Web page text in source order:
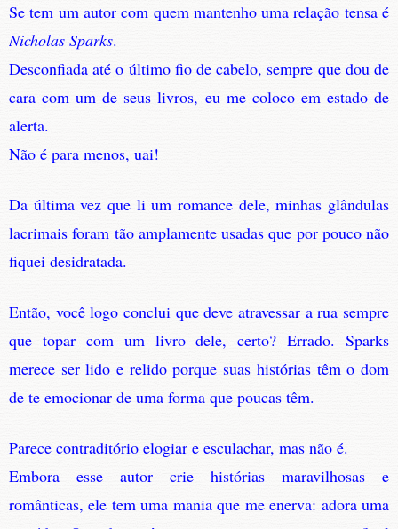
Se tem um autor com quem mantenho uma relação tensa é
Nicholas Sparks.
Desconfiada até o último fio de cabelo, sempre que dou de
cara com um de seus livros, eu me coloco em estado de
alerta.
Não é para menos, uai!
Da última vez que li um romance dele, minhas glândulas
lacrimais foram tão amplamente usadas que por pouco não
fiquei desidratada.
Então, você logo conclui que deve atravessar a rua sempre
que topar com um livro dele, certo? Errado. Sparks
merece ser lido e relido porque suas histórias têm o dom
de te emocionar de uma forma que poucas têm.
Parece contraditório elogiar e esculachar, mas não é.
Embora esse autor crie histórias maravilhosas e
românticas, ele tem uma mania que me enerva: adora uma